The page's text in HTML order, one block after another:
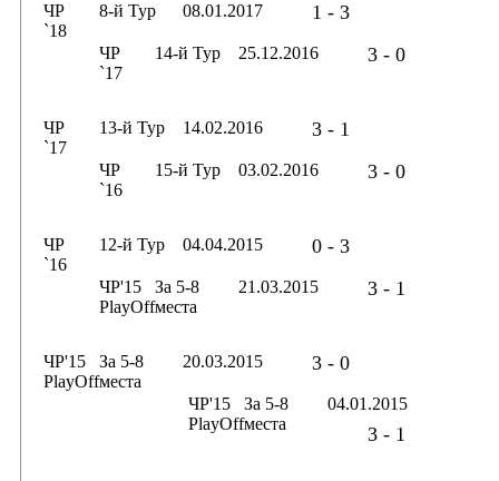
ЧР
`18
8-й Тур 08.01.2017 1 - 3
ЧР
`17
14-й Тур 25.12.2016 3 - 0
ЧР
`17
13-й Тур 14.02.2016 3 - 1
ЧР
`16
15-й Тур 03.02.2016 3 - 0
ЧР
`16
12-й Тур 04.04.2015 0 - 3
ЧР'15
PlayOff
За 5-8
места
21.03.2015 3 - 1
ЧР'15
PlayOff
За 5-8
места
20.03.2015 3 - 0
ЧР'15
PlayOff
За 5-8
места
04.01.2015
3 - 1